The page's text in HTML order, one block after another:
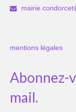
mentions légales
Abonnez-
mail.